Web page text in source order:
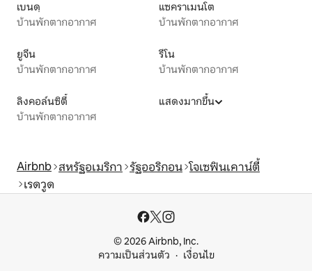
เบนดฺ
บ้านพักตากอากาศ
แซคราเมนโต
บ้านพักตากอากาศ
ยูจีน
บ้านพักตากอากาศ
รีโน
บ้านพักตากอากาศ
ลิงคอล์นซิตี้
บ้านพักตากอากาศ
แสดงมากขึ้น
Airbnb สหรัฐอเมริกา รัฐออริกอน โจเซฟินเคาน์ตี้
เรดวูด
© 2026 Airbnb, Inc.
ความเป็นส่วนตัว
เงื่อนไข